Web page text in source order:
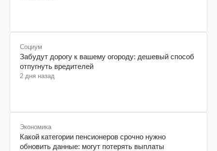
Социум
Забудут дорогу к вашему огороду: дешевый способ
отпугнуть вредителей
2 дня назад
Экономика
Какой категории пенсионеров срочно нужно
обновить данные: могут потерять выплаты